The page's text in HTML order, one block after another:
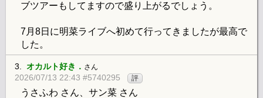
ブツアーもしてますので盛り上がるでしょう。
7月8日に明菜ライブへ初めて行ってきましたが最高で
した。
3. オカルト好き． さん
2026/07/13 22:43 #5740295 評
うさふわ さん、サン菜 さん